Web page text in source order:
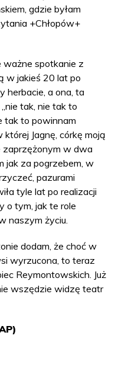
gdzie byłam
+Chłopów+
ważne spotkanie z
w jakieś 20 lat po
herbacie, a ona, ta
tak, nie tak to
tak to powinnam
której Jagnę, córkę moją
w dwa
jak za pogrzebem, w
pazurami
tyle lat po realizacji
o tym, jak te role
naszym życiu.
dodam, że choć w
wyrzucona, to teraz
Reymontowskich. Już
wszędzie widzę teatr